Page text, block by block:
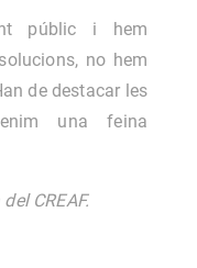
públic i hem
no hem
de destacar les
una feina
CREAF.